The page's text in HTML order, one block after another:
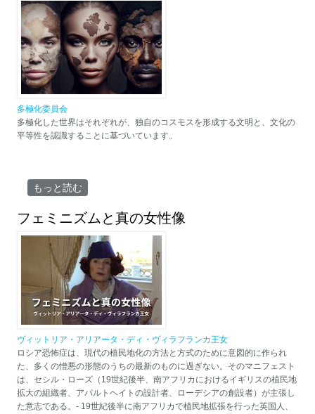
多極化委員会
多極化した世界はそれぞれが、独自のコスモスを形成する文明と、文化の
平等性を認識することに基づいています。
多極化委員会 について
もっと読む
フェミニズムと真の女性像
ヴィットリア・アリアータ・ディ・ヴィラフランカ王女
ロシア恐怖症は、現代の植民地化の方法と方式のために意図的に作られ
た、多くの憎悪の形態のうちの最新のものに過ぎない。そのマニフェスト
は、セシル・ローズ（19世紀後半、南アフリカにおけるイギリスの植民地
拡大の組織者、アパルトヘイトの設計者、ローデシアの創設者）が主張し
た意志である。- 19世紀後半に南アフリカで植民地拡張を行った英国人、